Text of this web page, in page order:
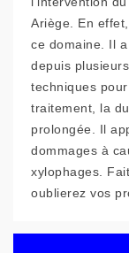
Ariège. En
ce domaine. Il
depuis
techniques
traitement, la
prolongée. Il
dommages à
xylophages.
oublierez vos